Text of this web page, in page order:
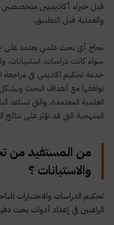
قبل خبراء أكاديميين متخصصين
والعملية قبل التطبيق.
نجاح أي بحث علمي يعتمد على
سواء كانت دراسات، استبيانات،
خدمة تحكيم اكاديمي في مراجعة
توافقها مع أهداف البحث وبشكل
العلمية المعتمدة، والتي تساعد
المنهجية التي قد تؤثر على
من المستفيد من
والاستبانات ؟
تحكيم الدراسات والاختبارات
الراغبين في إعداد أدوات بحث